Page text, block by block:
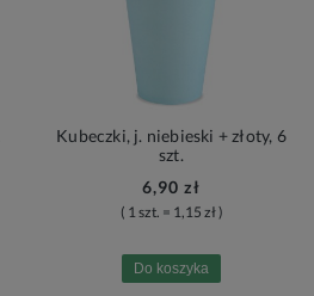
Kubeczki, j. niebieski + złoty, 6
szt.
6,90 zł
( 1 szt. = 1,15 zł )
Do koszyka